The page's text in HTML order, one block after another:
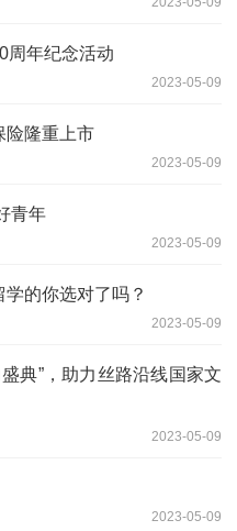
周年纪念活动
2023-05-09
险隆重上市
2023-05-09
青年
2023-05-09
的你选对了吗？
2023-05-09
典”，助力丝路沿线国家文
2023-05-09
2023-05-09